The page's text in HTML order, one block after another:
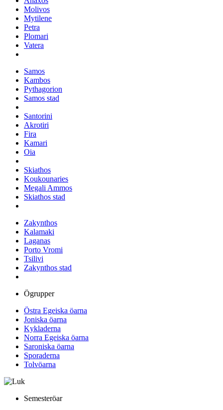
Molivos
Mytilene
Petra
Plomari
Vatera
Samos
Kambos
Pythagorion
Samos stad
Santorini
Akrotiri
Fira
Kamari
Oia
Skiathos
Koukounaries
Megali Ammos
Skiathos stad
Zakynthos
Kalamaki
Laganas
Porto Vromi
Tsilivi
Zakynthos stad
Ögrupper
Östra Egeiska öarna
Joniska öarna
Kykladerna
Norra Egeiska öarna
Saroniska öarna
Sporaderna
Tolvöarna
Semesteröar